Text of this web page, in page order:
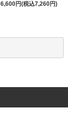
6,600円(税込7,260円)